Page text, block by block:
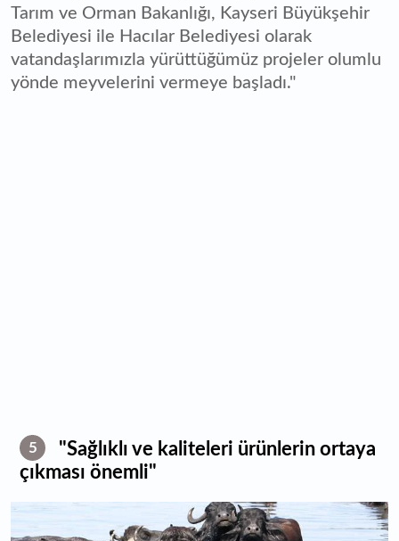
Tarım ve Orman Bakanlığı, Kayseri Büyükşehir
Belediyesi ile Hacılar Belediyesi olarak
vatandaşlarımızla yürüttüğümüz projeler olumlu
yönde meyvelerini vermeye başladı."
5
"Sağlıklı ve kaliteleri ürünlerin ortaya
çıkması önemli"